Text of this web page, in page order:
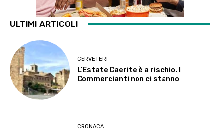
ULTIMI ARTICOLI
CERVETERI
L’Estate Caerite è a rischio. I
Commercianti non ci stanno
CRONACA